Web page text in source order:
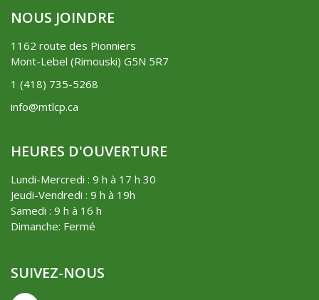
NOUS JOINDRE
1162 route des Pionniers
Mont-Lebel (Rimouski) G5N 5R7
1 (418) 735-5268
info@mtlcp.ca
HEURES D'OUVERTURE
Lundi-Mercredi : 9 h à 17 h 30
Jeudi-Vendredi : 9 h à 19h
Samedi : 9 h à 16 h
Dimanche: Fermé
SUIVEZ-NOUS